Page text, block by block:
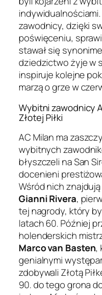
indywidualnościami.
zawodnicy, dzięki
poświęceniu,
stawał się
dziedzictwo żyje w
inspiruje kolejne
marzą o grze w
Wybitni zawodnicy
Złotej Piłki
AC Milan ma
wybitnych
błyszczeli na San
docenieni
Wśród nich
Gianni Rivera,
tej nagrody, który
latach 60. Później
holenderskich
Marco van Basten,
genialnymi
zdobywali Złotą
90. do tego grona